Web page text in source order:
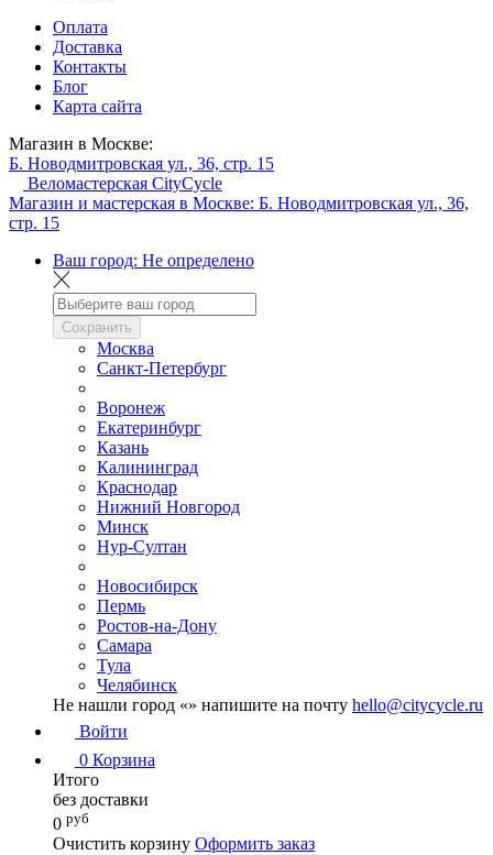
Оплата
Доставка
Контакты
Блог
Карта сайта
Магазин в Москве:
Б. Новодмитровская ул., 36, стр. 15
Веломастерская CityCycle
Магазин и мастерская в Москве: Б. Новодмитровская ул., 36,
стр. 15
Ваш город: Не определено
Сохранить
Москва
Санкт-Петербург
Воронеж
Екатеринбург
Казань
Калининград
Краснодар
Нижний Новгород
Минск
Нур-Султан
Новосибирск
Пермь
Ростов-на-Дону
Самара
Тула
Челябинск
Не нашли город «» напишите на почту hello@citycycle.ru
Войти
0 Корзина
Итого
без доставки
0 руб
Очистить корзину Оформить заказ